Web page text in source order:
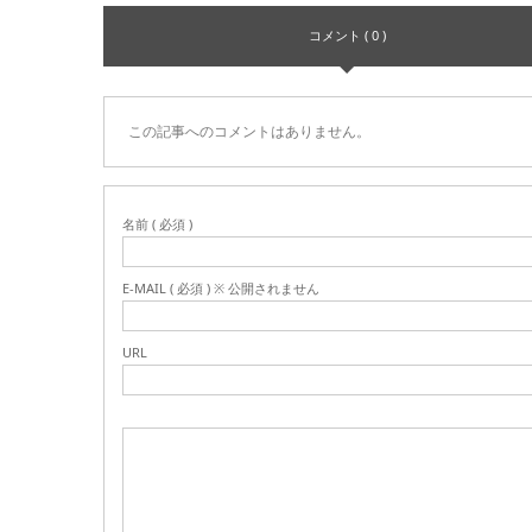
コメント ( 0 )
この記事へのコメントはありません。
名前 ( 必須 )
E-MAIL ( 必須 ) ※ 公開されません
URL